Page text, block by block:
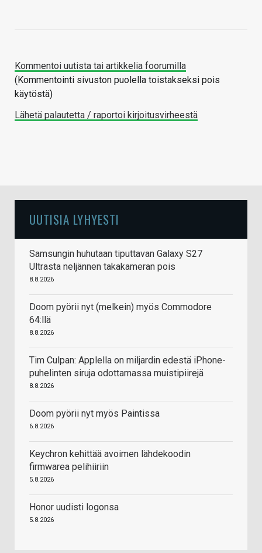
Kommentoi uutista tai artikkelia foorumilla
(Kommentointi sivuston puolella toistakseksi pois
käytöstä)
Lähetä palautetta / raportoi kirjoitusvirheestä
UUTISIA LYHYESTI
Samsungin huhutaan tiputtavan Galaxy S27
Ultrasta neljännen takakameran pois
8.8.2026
Doom pyörii nyt (melkein) myös Commodore
64:llä
8.8.2026
Tim Culpan: Applella on miljardin edestä iPhone-
puhelinten siruja odottamassa muistipiirejä
8.8.2026
Doom pyörii nyt myös Paintissa
6.8.2026
Keychron kehittää avoimen lähdekoodin
firmwarea pelihiiriin
5.8.2026
Honor uudisti logonsa
5.8.2026